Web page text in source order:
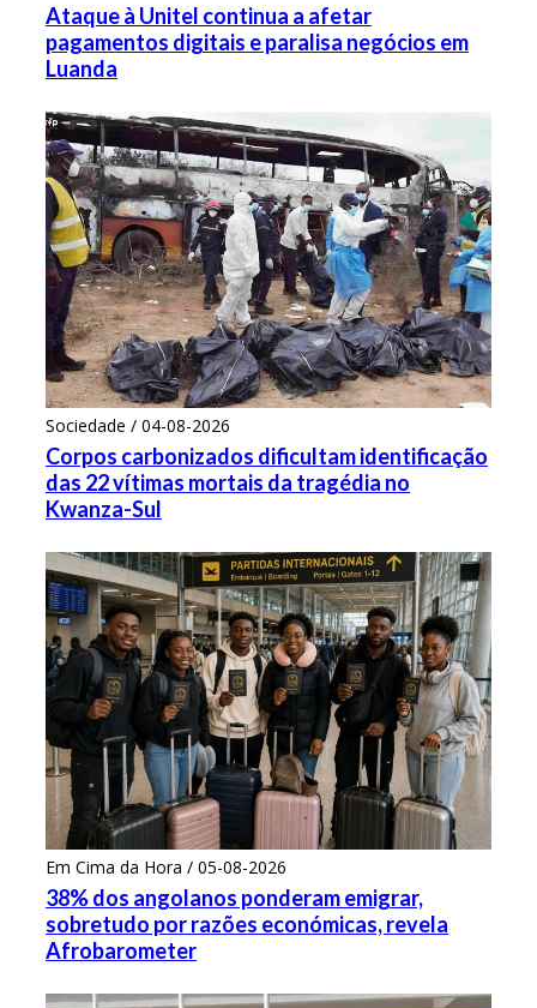
Ataque à Unitel continua a afetar
pagamentos digitais e paralisa negócios em
Luanda
Sociedade / 04-08-2026
Corpos carbonizados dificultam identificação
das 22 vítimas mortais da tragédia no
Kwanza-Sul
Em Cima da Hora / 05-08-2026
38% dos angolanos ponderam emigrar,
sobretudo por razões económicas, revela
Afrobarometer